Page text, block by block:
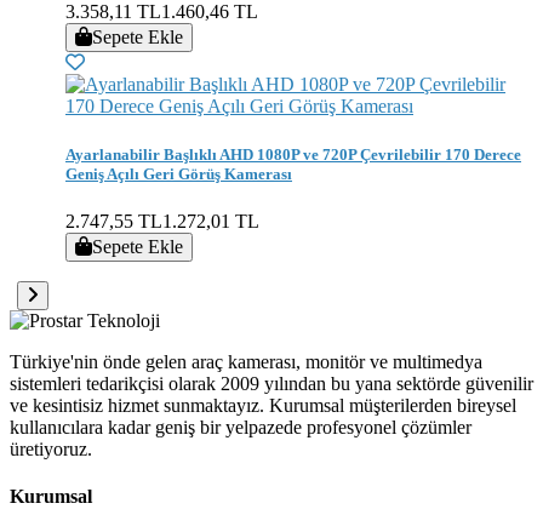
3.358,11 TL1.460,46 TL
Sepete Ekle
Ayarlanabilir Başlıklı AHD 1080P ve 720P Çevrilebilir 170 Derece
Geniş Açılı Geri Görüş Kamerası
2.747,55 TL1.272,01 TL
Sepete Ekle
Türkiye'nin önde gelen araç kamerası, monitör ve multimedya
sistemleri tedarikçisi olarak 2009 yılından bu yana sektörde güvenilir
ve kesintisiz hizmet sunmaktayız. Kurumsal müşterilerden bireysel
kullanıcılara kadar geniş bir yelpazede profesyonel çözümler
üretiyoruz.
Kurumsal